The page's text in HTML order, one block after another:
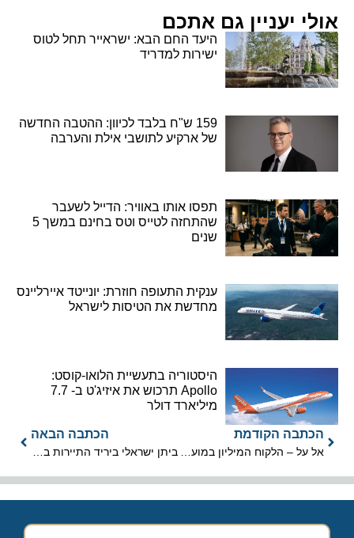
אולי יעניין גם אתכם
היעד החם הבא: ישראייר תחל לטוס
ישירות למדריד
159 ש"ח בלבד לכיוון: ההטבה החדשה
של ארקיע לתושבי אילת והערבה
תפסו אותו באוויר: הדייל לשעבר
שהתחזה לטייס וטס בחינם במשך 5
שנים
ענקית התעופה חוזרת: יונייטד איירליינס
מחדשת את הטיסות לישראל
היסטוריה בתעשיית הלואו-קוסט:
Apollo תרכוש את איזיג'ט ב- 7.7
מיליארד דולר
הכתבה הקודמת הכתבה הבאה